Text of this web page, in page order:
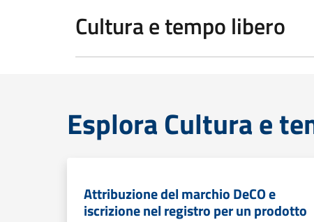
Cultura e tempo libero
Esplora Cultura e
Attribuzione del marchio DeCO e
iscrizione nel registro per un prodotto